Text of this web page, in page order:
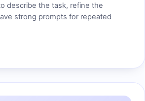
describe the task, refine the
strong prompts for repeated